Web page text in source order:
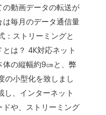
動画データの転送が
毎月のデータ通信量
：ストリーミングと
は？ 4K対応ネット
の縦幅約9㎝と、弊
の小型化を致しまし
し、インターネット
や、ストリーミング